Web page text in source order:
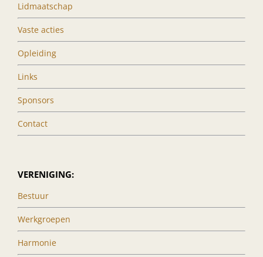
Lidmaatschap
Vaste acties
Opleiding
Links
Sponsors
Contact
VERENIGING:
Bestuur
Werkgroepen
Harmonie